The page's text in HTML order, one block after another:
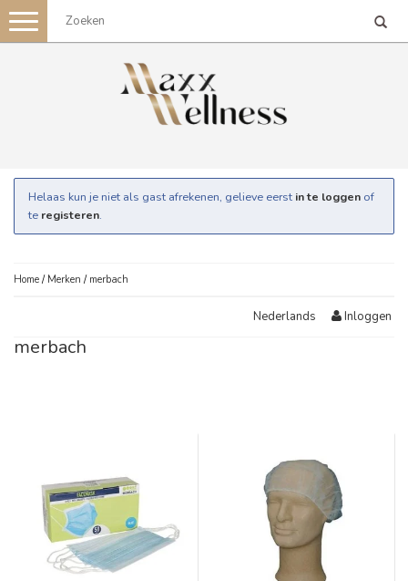
Toggle
navigation
Helaas kun je niet als gast afrekenen, gelieve eerst in te loggen of
te registeren.
Home / Merken / merbach
Nederlands Inloggen
merbach